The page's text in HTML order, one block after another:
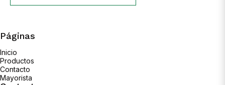
Páginas
Inicio
Productos
Contacto
Mayorista